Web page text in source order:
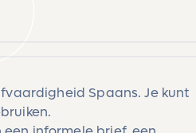
Spaans. Je kunt